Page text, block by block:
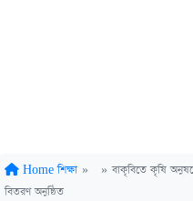
Home শিক্ষা » » বাকৃবিতে কৃষি
বিতরণ অনুষ্ঠিত